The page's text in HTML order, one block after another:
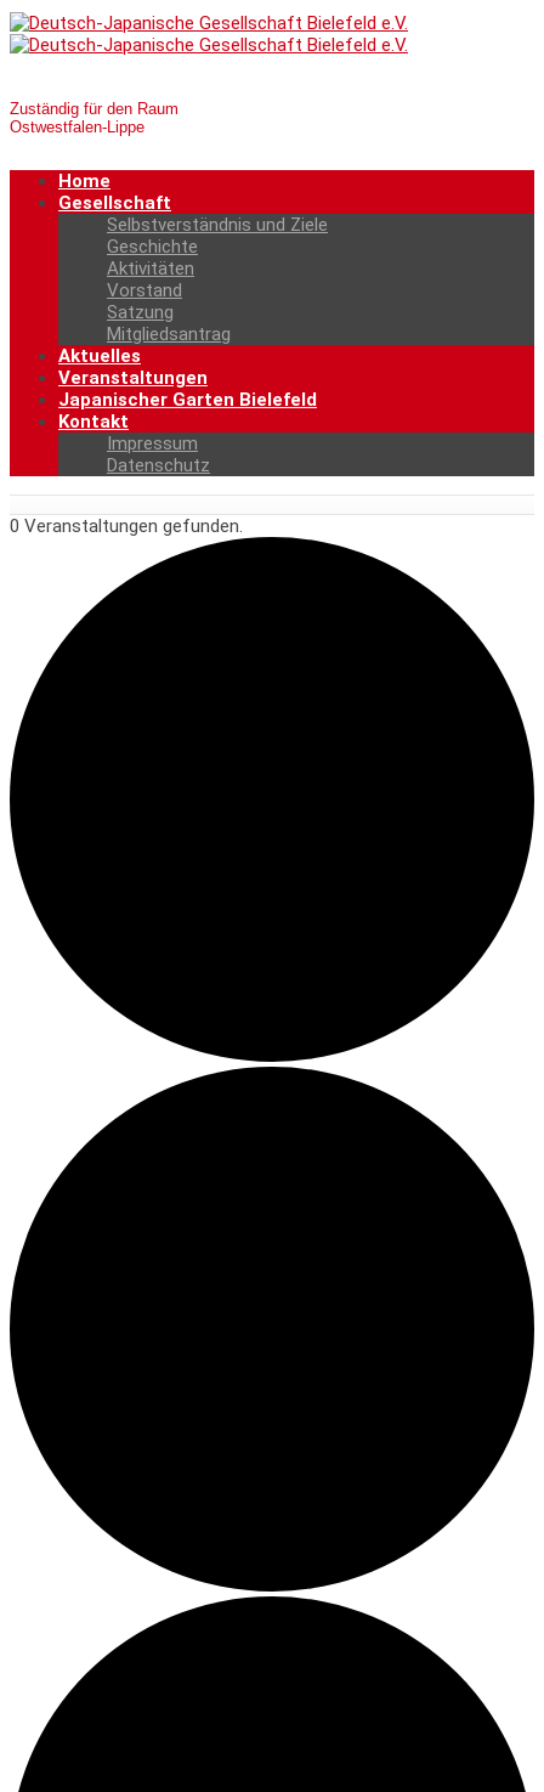
Zuständig für den Raum
Ostwestfalen-Lippe
Home
Gesellschaft
Selbstverständnis und Ziele
Geschichte
Aktivitäten
Vorstand
Satzung
Mitgliedsantrag
Aktuelles
Veranstaltungen
Japanischer Garten Bielefeld
Kontakt
Impressum
Datenschutz
0 Veranstaltungen gefunden.